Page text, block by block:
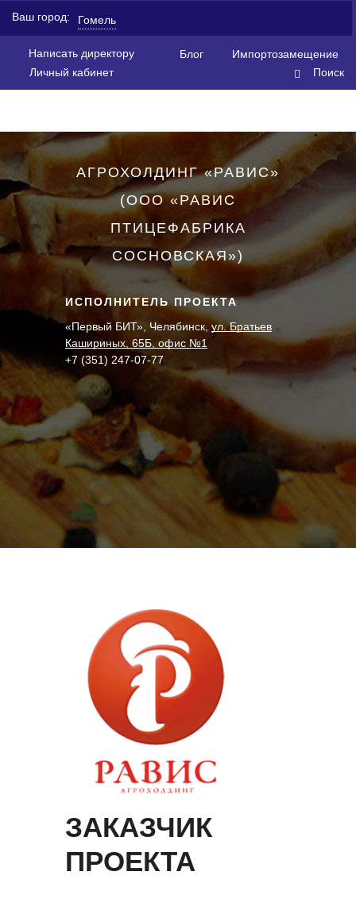
Написать директору Блог
Импортозамещение
Личный кабинет
Ваш город: Гомель
Поиск
АГРОХОЛДИНГ «РАВИС»
(ООО «РАВИС
ПТИЦЕФАБРИКА
СОСНОВСКАЯ»)
ИСПОЛНИТЕЛЬ ПРОЕКТА
«Первый БИТ», Челябинск, ул. Братьев
Кашириных, 65Б, офис №1
+7 (351) 247-07-77
ЗАКАЗЧИК
ПРОЕКТА